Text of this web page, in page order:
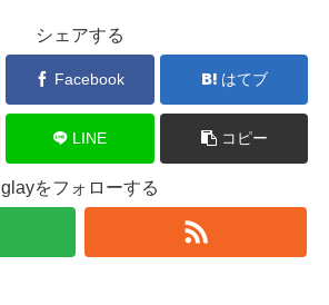
シェアする
Facebook はてブ
LINE コピー
glayをフォローする